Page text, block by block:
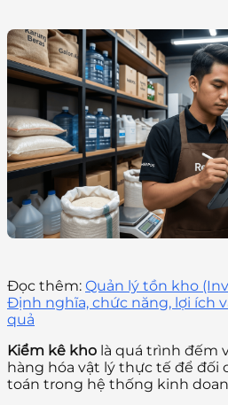
Đọc thêm: Quản lý tồn kho
Định nghĩa, chức năng, lợi ích
quả
Kiểm kê kho là quá trình đếm
hàng hóa vật lý thực tế để đối
toán trong hệ thống kinh